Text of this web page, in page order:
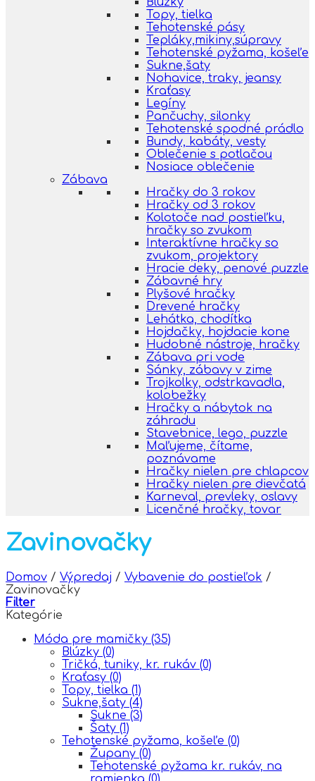
Topy, tielka
Tehotenské pásy
Tepláky,mikiny,súpravy
Tehotenské pyžama, košeľe
Sukne,šaty
Nohavice, traky, jeansy
Kraťasy
Legíny
Pančuchy, silonky
Tehotenské spodné prádlo
Bundy, kabáty, vesty
Oblečenie s potlačou
Nosiace oblečenie
Zábava
Hračky do 3 rokov
Hračky od 3 rokov
Kolotoče nad postieľku,
hračky so zvukom
Interaktívne hračky so
zvukom, projektory
Hracie deky, penové puzzle
Zábavné hry
Plyšové hračky
Drevené hračky
Lehátka, chodítka
Hojdačky, hojdacie kone
Hudobné nástroje, hračky
Zábava pri vode
Sánky, zábavy v zime
Trojkolky, odstrkavadla,
kolobežky
Hračky a nábytok na
záhradu
Stavebnice, lego, puzzle
Maľujeme, čítame,
poznávame
Hračky nielen pre chlapcov
Hračky nielen pre dievčatá
Karneval, prevleky, oslavy
Licenčné hračky, tovar
Zavinovačky
Domov / Výpredaj / Vybavenie do postieľok /
Zavinovačky
Filter
Kategórie
Móda pre mamičky (35)
Blúzky (0)
Tričká, tuniky, kr. rukáv (0)
Kraťasy (0)
Topy, tielka (1)
Sukne,šaty (4)
Sukne (3)
Šaty (1)
Tehotenské pyžama, košeľe (0)
Župany (0)
Tehotenské pyžama kr. rukáv, na